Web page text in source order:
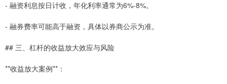
- 融资利息按日计收，年化利率通常为6%-8%。
- 融券费率可能高于融资，具体以券商公示为准。
## 三、杠杆的收益放大效应与风险
**收益放大案例**：